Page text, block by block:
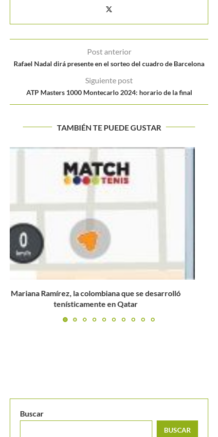
Post anterior
Rafael Nadal dirá presente en el sorteo del cuadro de Barcelona
Siguiente post
ATP Masters 1000 Montecarlo 2024: horario de la final
TAMBIÉN TE PUEDE GUSTAR
Emiliana Arango se despide apenas en la primera ronda
del...
Buscar
BUSCAR